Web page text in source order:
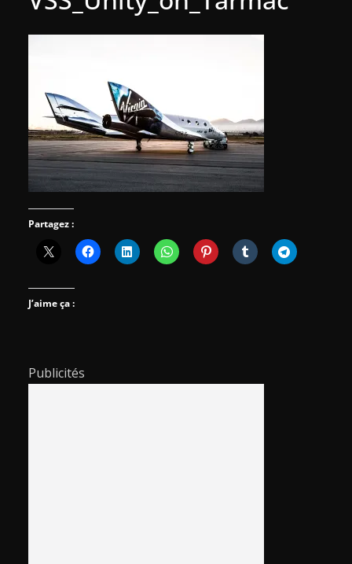
Partagez :
J’aime ça :
Publicités